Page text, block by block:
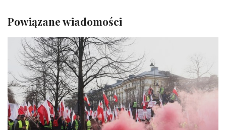
Powiązane wiadomości